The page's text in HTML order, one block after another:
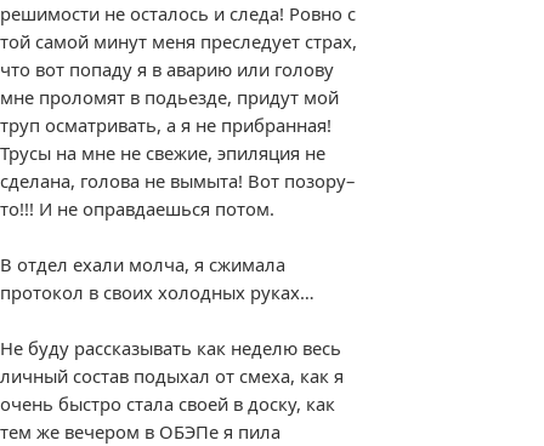
решимости не осталось и следа! Ровно с
той самой минут меня преследует страх,
что вот попаду я в аварию или голову
мне проломят в подьезде, придут мой
труп осматривать, а я не прибранная!
Трусы на мне не свежие, эпиляция не
сделана, голова не вымыта! Вот позору–
то!!! И не оправдаешься потом.
В отдел ехали молча, я сжимала
протокол в своих холодных руках…
Не буду рассказывать как неделю весь
личный состав подыхал от смеха, как я
очень быстро стала своей в доску, как
тем же вечером в ОБЭПе я пила